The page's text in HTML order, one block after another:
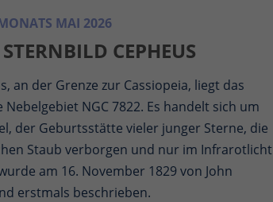
MAI 2026
CEPHEUS
an der Grenze zur Cassiopeia, liegt das
NGC 7822. Es handelt sich um
der Geburtsstätte vieler junger Sterne, die
Staub verborgen und nur im Infrarotlicht
am 16. November 1829 von John
erstmals beschrieben.